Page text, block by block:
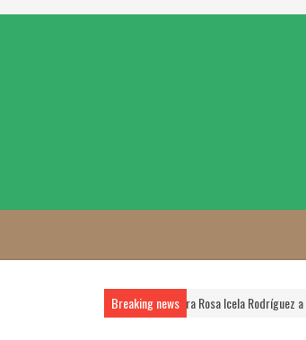
Breaking news
es Prioridad, Asegura Rosa Icela Rodríguez a Dirigentes…